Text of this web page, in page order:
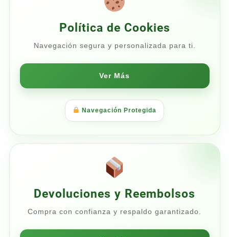
Política de Cookies
Navegación segura y personalizada para ti.
Ver Más
Navegación Protegida
Devoluciones y Reembolsos
Compra con confianza y respaldo garantizado.